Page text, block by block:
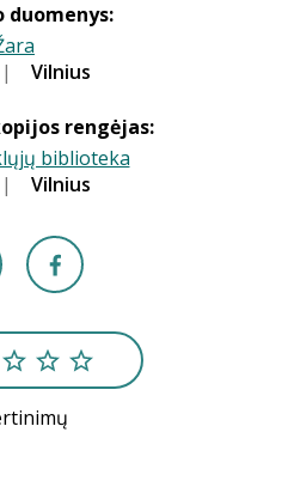
duomenys:
| Vilnius
rengėjas:
biblioteka
| Vilnius